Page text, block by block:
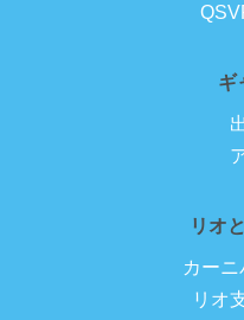
ギ
リオ
カー
リオ